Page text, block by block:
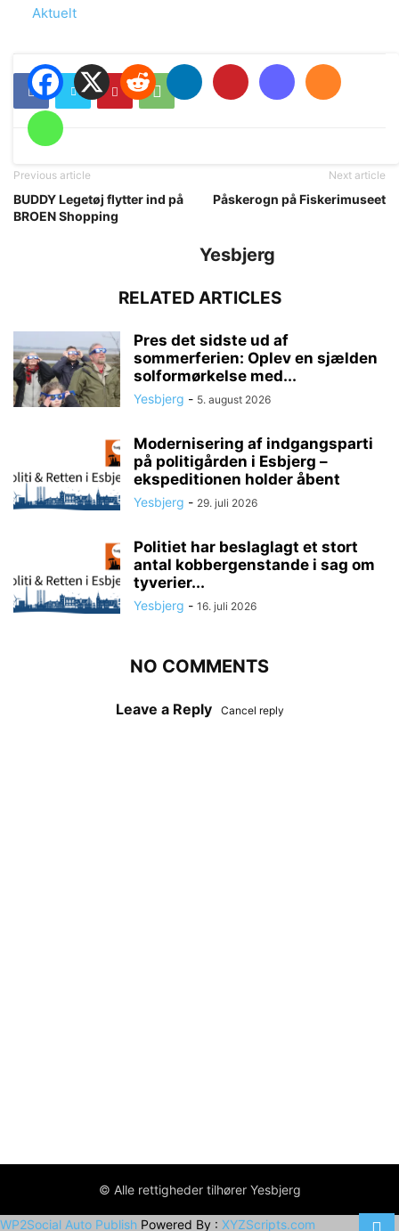
In relation to
Aktuelt
Previous article
BUDDY Legetøj flytter ind på
BROEN Shopping
Next article
Påskerogn på Fiskerimuseet
Yesbjerg
RELATED ARTICLES
Pres det sidste ud af
sommerferien: Oplev en sjælden
solformørkelse med...
Yesbjerg - 5. august 2026
Modernisering af indgangsparti
på politigården i Esbjerg –
ekspeditionen holder åbent
Yesbjerg - 29. juli 2026
Politiet har beslaglagt et stort
antal kobbergenstande i sag om
tyverier...
Yesbjerg - 16. juli 2026
NO COMMENTS
Leave a Reply Cancel reply
© Alle rettigheder tilhører Yesbjerg
WP2Social Auto Publish Powered By : XYZScripts.com